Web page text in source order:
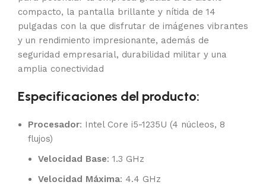
compacto, la pantalla brillante y nítida de 14
pulgadas con la que disfrutar de imágenes vibrantes
y un rendimiento impresionante, además de
seguridad empresarial, durabilidad militar y una
amplia conectividad
Especificaciones del producto:
Procesador: Intel Core i5-1235U (4 núcleos, 8
flujos)
Velocidad Base: 1.3 GHz
Velocidad Máxima: 4.4 GHz